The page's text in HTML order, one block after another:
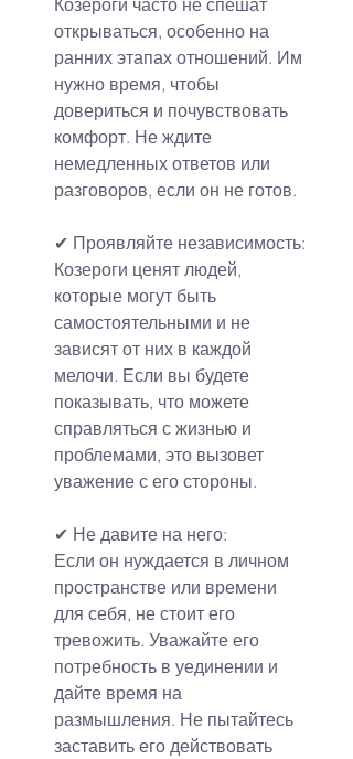
открываться, особенно на
ранних этапах отношений. Им
нужно время, чтобы
довериться и почувствовать
комфорт. Не ждите
немедленных ответов или
разговоров, если он не готов.
✔ Проявляйте независимость:
Козероги ценят людей,
которые могут быть
самостоятельными и не
зависят от них в каждой
мелочи. Если вы будете
показывать, что можете
справляться с жизнью и
проблемами, это вызовет
уважение с его стороны.
✔ Не давите на него:
Если он нуждается в личном
пространстве или времени
для себя, не стоит его
тревожить. Уважайте его
потребность в уединении и
дайте время на
размышления. Не пытайтесь
заставить его действовать